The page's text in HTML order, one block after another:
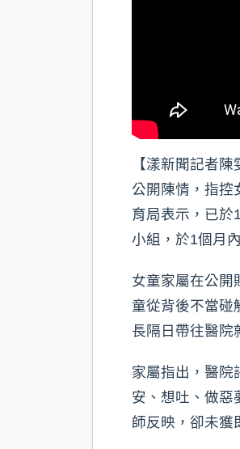
【漾新聞記者
公開陳情，指控
育局表示，已於
小組，於1個月
女童家屬在公開
童從背後不當碰
長隔日帶往醫院
家屬指出，醫院
安、想吐、做惡
師反映，卻未獲